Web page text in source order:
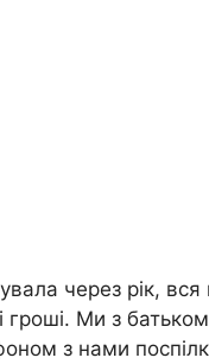
через рік,
гроші. Ми з
з нами